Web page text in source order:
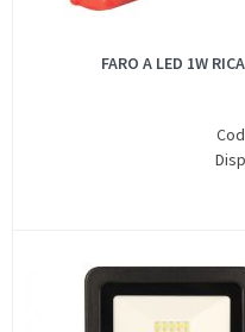
FARO A LED 1W